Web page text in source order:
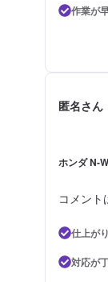
作業が
匿名さん
ホンダ N-
コメント
仕上が
対応が